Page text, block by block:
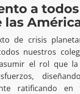
a
las
de crisis
nuestros
el rol que
ratificando en